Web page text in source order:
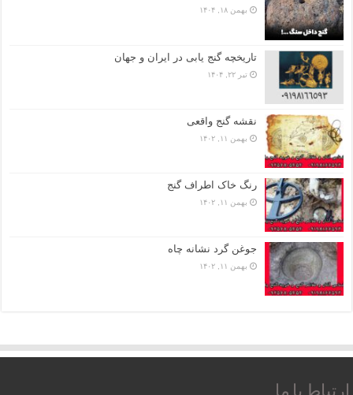
بهمن ۱۸, ۱۴۰۴
تاریخچه گنج‌ یابی در ایران و جهان
تیر ۲۲, ۱۴۰۴
نقشه گنج واقعی
بهمن ۱۱, ۱۴۰۲
رنگ خاک اطراف گنج
بهمن ۱۱, ۱۴۰۲
جوغن گرد نشانه چاه
بهمن ۱۱, ۱۴۰۲